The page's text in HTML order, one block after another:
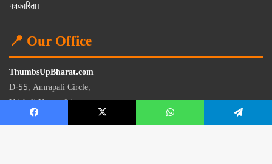
पत्रकारिता।
📍 Our Office
ThumbsUpBharat.com
D-55, Amrapali Circle,
Vaishali Nagar, Jaipur
Rajasthan - 302021